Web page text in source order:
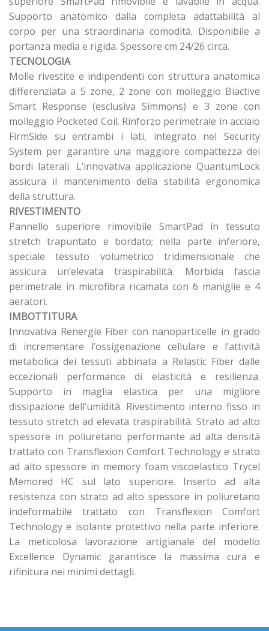
Supporto anatomico dalla completa adattabilità al
corpo per una straordinaria comodità. Disponibile a
portanza media e rigida. Spessore cm 24/26 circa.
TECNOLOGIA
Molle rivestite e indipendenti con struttura anatomica
differenziata a 5 zone, 2 zone con molleggio Biactive
Smart Response (esclusiva Simmons) e 3 zone con
molleggio Pocketed Coil. Rinforzo perimetrale in acciaio
FirmSide su entrambi i lati, integrato nel Security
System per garantire una maggiore compattezza dei
bordi laterali. L’innovativa applicazione QuantumLock
assicura il mantenimento della stabilità ergonomica
della struttura.
RIVESTIMENTO
Pannello superiore rimovibile SmartPad in tessuto
stretch trapuntato e bordato; nella parte inferiore,
speciale tessuto volumetrico tridimensionale che
assicura un’elevata traspirabilità. Morbida fascia
perimetrale in microfibra ricamata con 6 maniglie e 4
aeratori.
IMBOTTITURA
Innovativa Renergie Fiber con nanoparticelle in grado
di incrementare l’ossigenazione cellulare e l’attività
metabolica dei tessuti abbinata a Relastic Fiber dalle
eccezionali performance di elasticità e resilienza.
Supporto in maglia elastica per una migliore
dissipazione dell’umidità. Rivestimento interno fisso in
tessuto stretch ad elevata traspirabilità. Strato ad alto
spessore in poliuretano performante ad alta densità
trattato con Transflexion Comfort Technology e strato
ad alto spessore in memory foam viscoelastico Trycel
Memored HC sul lato superiore. Inserto ad alta
resistenza con strato ad alto spessore in poliuretano
indeformabile trattato con Transflexion Comfort
Technology e isolante protettivo nella parte inferiore.
La meticolosa lavorazione artigianale del modello
Excellence Dynamic garantisce la massima cura e
rifinitura nei minimi dettagli.